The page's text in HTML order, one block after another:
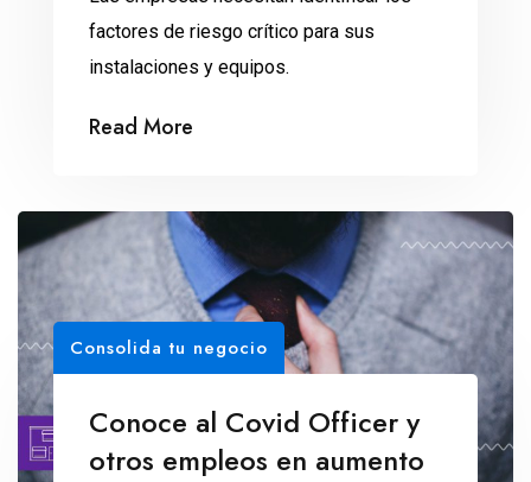
factores de riesgo crítico para sus
instalaciones y equipos.
Read More
Consolida tu negocio
Conoce al Covid Officer y
otros empleos en aumento